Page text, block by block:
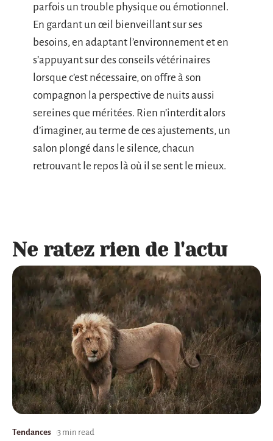
parfois un trouble physique ou émotionnel.
En gardant un œil bienveillant sur ses
besoins, en adaptant l’environnement et en
s’appuyant sur des conseils vétérinaires
lorsque c’est nécessaire, on offre à son
compagnon la perspective de nuits aussi
sereines que méritées. Rien n’interdit alors
d’imaginer, au terme de ces ajustements, un
salon plongé dans le silence, chacun
retrouvant le repos là où il se sent le mieux.
Ne ratez rien de l'actu
Tendances 3 min read